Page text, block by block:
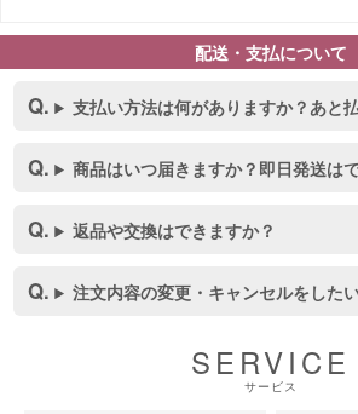
配送・支払について
支払い方法は何がありますか？あと
商品はいつ届きますか？即日発送は
返品や交換はできますか？
注文内容の変更・キャンセルをした
SERVICE
サービス